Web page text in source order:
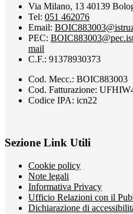
Via Milano, 13 40139
Tel: 051 462076
Email:
PEC:
mail
C.F.: 91378930373
Cod. Mecc.: BOIC883003
Cod. Fatturazione:
Codice IPA: icn22
Sezione Link Utili
Cookie policy
Note legali
Informativa Privacy
Ufficio Relazioni con il
Dichiarazione di